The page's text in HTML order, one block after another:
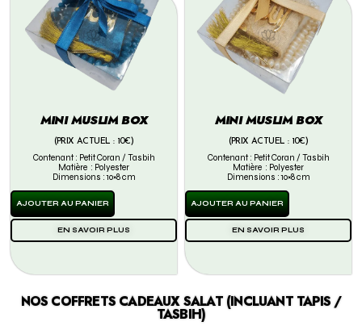
MINI MUSLIM BOX
(PRIX ACTUEL : 10€)
Contenant : Petit Coran / Tasbih
Matière : Polyester
Dimensions : 10×8 cm
AJOUTER AU PANIER
EN SAVOIR PLUS
MINI MUSLIM BOX
(PRIX ACTUEL : 10€)
Contenant : Petit Coran / Tasbih
Matière : Polyester
Dimensions : 10×8 cm
AJOUTER AU PANIER
EN SAVOIR PLUS
NOS COFFRETS CADEAUX SALAT (INCLUANT TAPIS /
TASBIH)